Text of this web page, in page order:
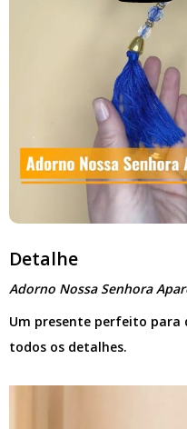
Detalhe
Adorno Nossa Senhora
Um presente perfeito para
todos os detalhes.